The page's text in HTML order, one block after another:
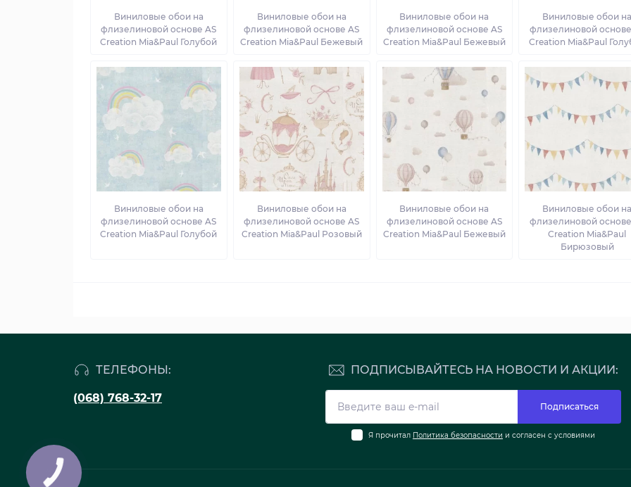
Виниловые обои на
флизелиновой основе AS
Creation Mia&Paul Голубой
Виниловые обои на
флизелиновой основе AS
Creation Mia&Paul Бежевый
Виниловые обои на
флизелиновой основе AS
Creation Mia&Paul Бежевый
Виниловые обои
флизелиновой
Creation Mia&Paul
Виниловые обои на
флизелиновой основе AS
Creation Mia&Paul Голубой
Виниловые обои на
флизелиновой основе AS
Creation Mia&Paul Розовый
Виниловые обои на
флизелиновой основе AS
Creation Mia&Paul Бежевый
Виниловые обои
флизелиновой
Creation Mia&Paul
Бирюзовый
ТЕЛЕФОНЫ:
(068) 768-32-17
ПОДПИСЫВАЙТЕСЬ НА НОВОСТИ И АКЦИИ:
Подписаться
Я прочитал Политика безопасности и согласен с условиями